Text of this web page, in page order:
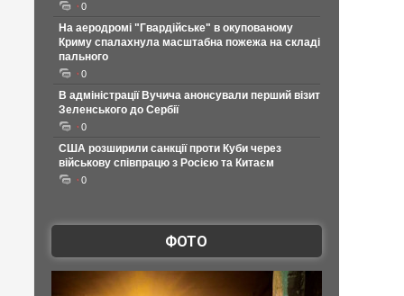
0
На аеродромі "Гвардійське" в окупованому
Криму спалахнула масштабна пожежа на складі
пального
0
В адміністрації Вучича анонсували перший візит
Зеленського до Сербії
0
США розширили санкції проти Куби через
військову співпрацю з Росією та Китаєм
0
ФОТО